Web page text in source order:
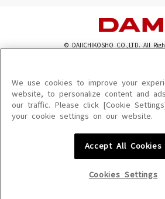
© DAIICHIKOSHO CO.,LTD. All
このサイトに掲載されている一切の文章・画像・写真
を問わず、著作権法の定める範囲を超えて無断で複製
を禁じます。
楽曲及びコンテンツは、機種によりご利用いただけな
楽曲及びコンテンツの配信日、配信内容が変更になる
We use cookies to improve your
website, to personalize content and
our traffic. Please click [Cookie
your cookie settings on our website.
Accept All Cookies
Cookies Settings